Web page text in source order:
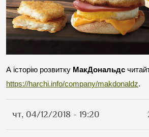
А історію розвитку МакДональдс
https://harchi.info/company/makdonaldz.
чт, 04/12/2018 - 19:20